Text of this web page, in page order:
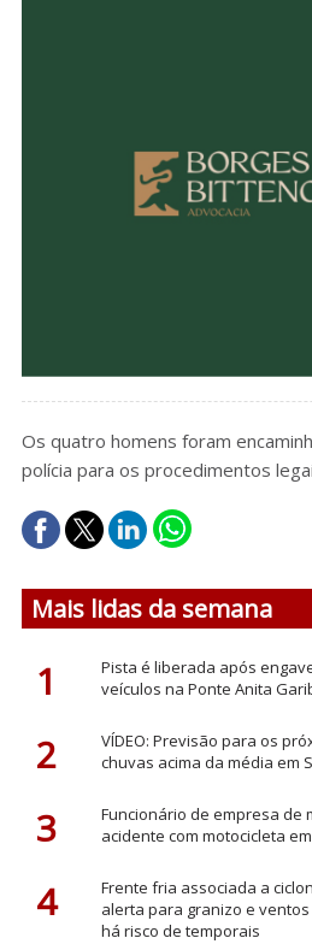
Os quatro homens foram
polícia para os procedimentos
Mais lidas da semana
1
Pista é liberada após
veículos na Ponte Anita
2
VÍDEO: Previsão para os
chuvas acima da média em
3
Funcionário de empresa de
acidente com motocicleta
4
Frente fria associada a
alerta para granizo e
há risco de temporais